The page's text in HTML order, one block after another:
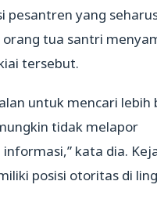
pesantren yang
tua santri
tersebut.
untuk mencari lebih
tidak melapor
kata dia.
posisi otoritas di